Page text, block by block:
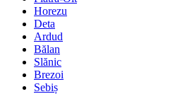
Horezu
Deta
Ardud
Bălan
Slănic
Brezoi
Sebiș